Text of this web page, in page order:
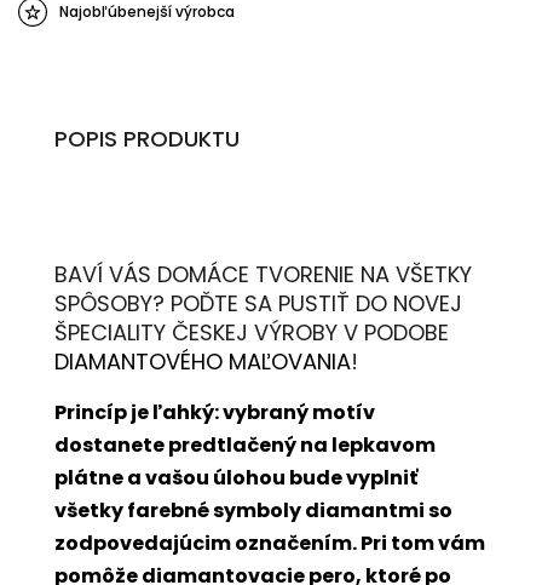
Najobľúbenejší výrobca
POPIS PRODUKTU
BAVÍ VÁS DOMÁCE TVORENIE NA VŠETKY
SPÔSOBY? POĎTE SA PUSTIŤ DO NOVEJ
ŠPECIALITY ČESKEJ VÝROBY V PODOBE
DIAMANTOVÉHO MAĽOVANIA!
Princíp je ľahký: vybraný motív
dostanete predtlačený na lepkavom
plátne a vašou úlohou bude vyplniť
všetky farebné symboly diamantmi so
zodpovedajúcim označením. Pri tom vám
pomôže diamantovacie pero, ktoré po